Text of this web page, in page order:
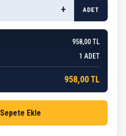
+ ADET
958,00 TL
1 ADET
958,00 TL
Sepete Ekle